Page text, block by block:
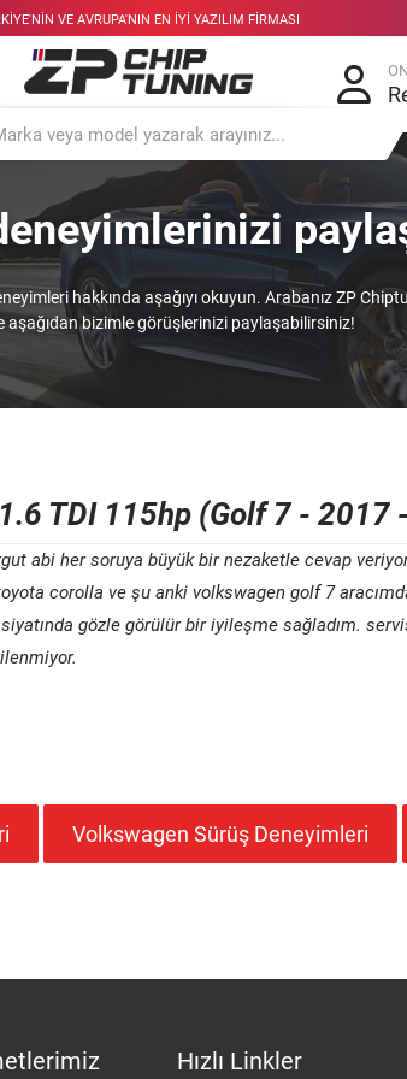
VE AVRUPA'NIN EN IYI YAZILIM FIRMASI
hakkında aşağıyı okuyun. Arabanız ZP
aşağıdan bizimle görüşlerinizi paylaşabilirsiniz!
TDI 115hp (Golf 7 - 2017
abi her soruya büyük bir nezaketle cevap
corolla ve şu anki volkswagen golf 7
gözle görülür bir iyileşme sağladım.
Volkswagen Sürüş Deneyimleri
Hızlı Linkler